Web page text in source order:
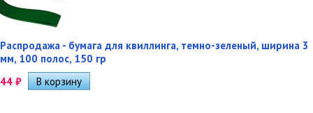
Распродажа - бумага для квиллинга, темно-зеленый, ширина 3
мм, 100 полос, 150 гр
44 ₽